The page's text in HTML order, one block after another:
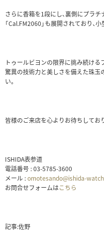
さらに香箱を1段にし、裏側にプラ
「Cal.FM2060」も展開されており、
トゥールビヨンの限界に挑み続ける
驚異の技術力と美しさを備えた珠玉
い。
皆様のご来店を心よりお待ちしてお
ISHIDA表参道
電話番号 : 03-5785-3600
メール :omotesando@ishida-
お問合せフォームはこちら
記事:佐野